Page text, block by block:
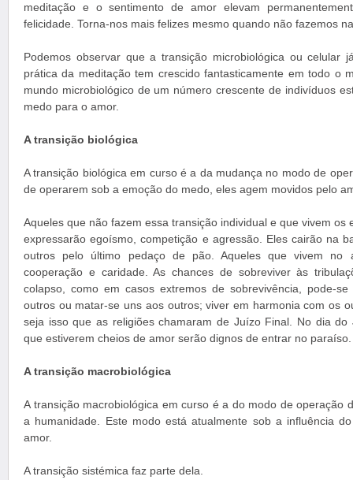
meditação e o sentimento de amor elevam
felicidade. Torna-nos mais felizes mesmo quando não fazemos
Podemos observar que a transição microbiológica ou celular
prática da meditação tem crescido fantasticamente em todo o
mundo microbiológico de um número crescente de indivíduos
medo para o amor.
A transição biológica
A transição biológica em curso é a da mudança no modo de
de operarem sob a emoção do medo, eles agem movidos pelo
Aqueles que não fazem essa transição individual e que vivem os
expressarão egoísmo, competição e agressão. Eles cairão na
outros pelo último pedaço de pão. Aqueles que vivem no
cooperação e caridade. As chances de sobreviver às
colapso, como em casos extremos de sobrevivência, pode-
outros ou matar-se uns aos outros; viver em harmonia com os
seja isso que as religiões chamaram de Juízo Final. No dia do
que estiverem cheios de amor serão dignos de entrar no paraíso.
A transição macrobiológica
A transição macrobiológica em curso é a do modo de operação
a humanidade. Este modo está atualmente sob a influência
amor.
A transição sistémica faz parte dela.